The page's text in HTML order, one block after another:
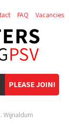
PLEASE JOIN!
FAQ Vacancies
Wijnaldum